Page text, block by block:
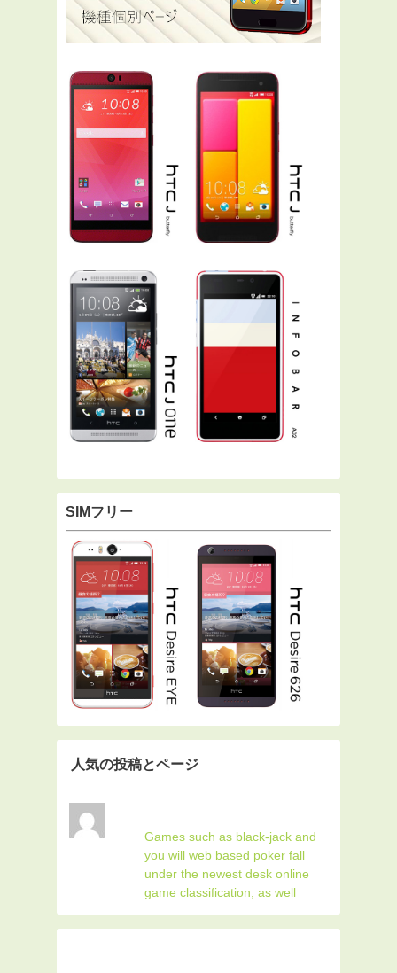
SIMフリー
人気の投稿とページ
Games such as black-jack and
you will web based poker fall
under the newest desk online
game classification, as well